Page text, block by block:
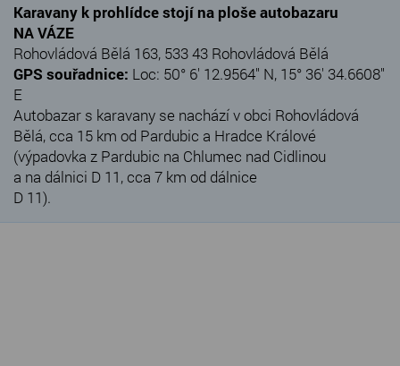
Karavany k prohlídce stojí na ploše autobazaru
NA VÁZE
Rohovládová Bělá 163, 533 43 Rohovládová Bělá
GPS souřadnice: Loc: 50° 6' 12.9564" N, 15° 36' 34.6608"
E
Autobazar s karavany se nachází v obci Rohovládová
Bělá, cca 15 km od Pardubic a Hradce Králové
(výpadovka z Pardubic na Chlumec nad Cidlinou
a na dálnici D 11, cca 7 km od dálnice
D 11).